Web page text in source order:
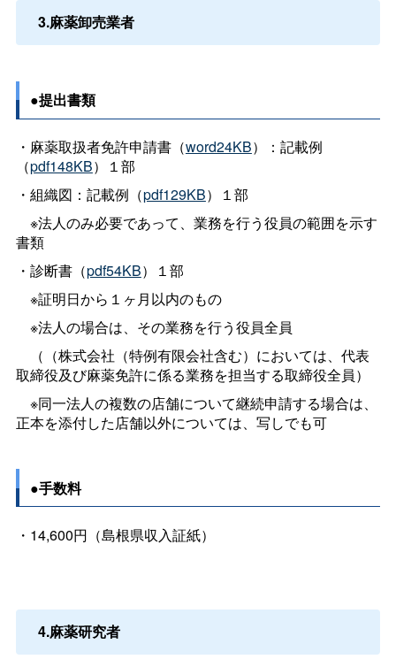
3.麻薬卸売業者
●提出書類
・麻薬取扱者免許申請書（word24KB）：記載例
（pdf148KB）１部
・組織図：記載例（pdf129KB）１部
※法人のみ必要であって、業務を行う役員の範囲を示す
書類
・診断書（pdf54KB）１部
※証明日から１ヶ月以内のもの
※法人の場合は、その業務を行う役員全員
（（株式会社（特例有限会社含む）においては、代表
取締役及び麻薬免許に係る業務を担当する取締役全員）
※同一法人の複数の店舗について継続申請する場合は、
正本を添付した店舗以外については、写しでも可
●手数料
・14,600円（島根県収入証紙）
4.麻薬研究者